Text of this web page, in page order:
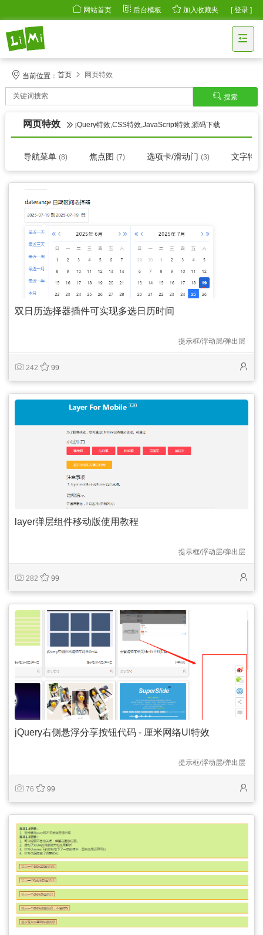
网站首页 后台模板 加入收藏夹 [ 登录 ]
当前位置： 首页 网页特效
搜索
网页特效 jQuery特效,CSS特效,JavaScript特效,源码下载
导航菜单 (8) 焦点图 (7) 选项卡/滑动门 (3) 文字特
双日历选择器插件可实现多选日历时间
提示框/浮动层/弹出层
242 99
layer弹层组件移动版使用教程
提示框/浮动层/弹出层
282 99
jQuery右侧悬浮分享按钮代码 - 厘米网络UI特效
提示框/浮动层/弹出层
76 99